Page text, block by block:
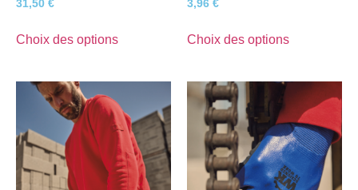
31,50 €
Choix des options
3,96 €
Choix des options